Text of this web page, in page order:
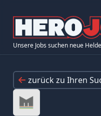
Unsere Jobs suchen neue
zurück zu Ihren